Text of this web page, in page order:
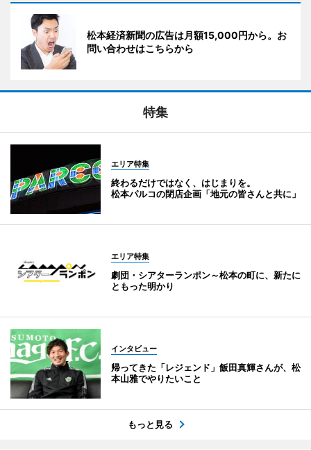
松本経済新聞の広告は月額15,000円から。お
問い合わせはこちらから
特集
エリア特集
終わるだけではなく、はじまりを。
松本パルコの閉店企画「地元の皆さんと共に」
エリア特集
劇団・シアターランポン～松本の町に、新たに
ともった明かり
インタビュー
帰ってきた「レジェンド」飯田真輝さんが、松
本山雅でやりたいこと
もっと見る